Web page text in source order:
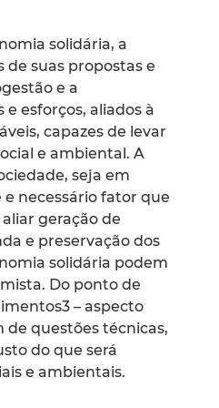
solidária, a
suas propostas e
e a
esforços, aliados à
capazes de levar
e ambiental. A
seja em
necessário fator que
geração de
e preservação dos
solidária podem
Do ponto de
– aspecto
de questões técnicas,
do que será
e ambientais.